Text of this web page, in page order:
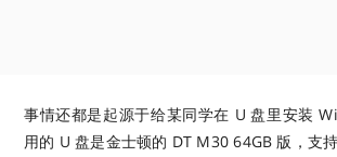
事情还都是起源于给某同学在 U 盘里安装
用的 U 盘是金士顿的 DT M30 64GB 版，支